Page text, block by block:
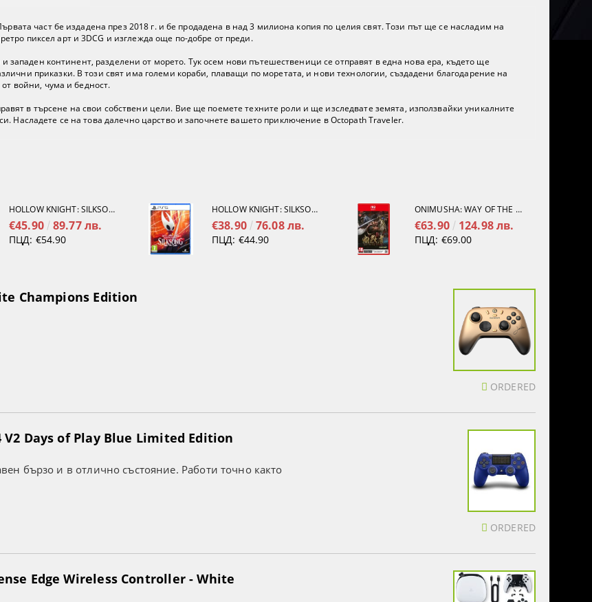
част бе издадена през 2018 г. и бе продадена в над 3 милиона копия по целия свят. Този път ще се насладим на
пиксел арт и 3DCG и изглежда още по-добре от преди.
западен континент, разделени от морето. Тук осем нови пътешественици се отправят в една нова ера, където ще
приказки. В този свят има големи кораби, плаващи по моретата, и нови технологии, създадени благодарение на
войни, чума и бедност.
в търсене на свои собствени цели. Вие ще поемете техните роли и ще изследвате земята, използвайки уникалните
Насладете се на това далечно царство и започнете вашето приключение в Octopath Traveler.
HOLLOW KNIGHT: SILKSONG [NINTENDO SWITCH 2]
€45.90 89.77 лв.
ПЦД: €54.90
HOLLOW KNIGHT: SILKSONG [PS5]
€38.90 76.08 лв.
ПЦД: €44.90
ONIMUSHA: WAY OF THE SWORD [NINTENDO SWITCH 2]
€63.90 124.98 лв.
ПЦД: €69.00
Champions Edition
ORDERED
V2 Days of Play Blue Limited Edition
бързо и в отлично състояние. Работи точно както
ORDERED
Edge Wireless Controller - White